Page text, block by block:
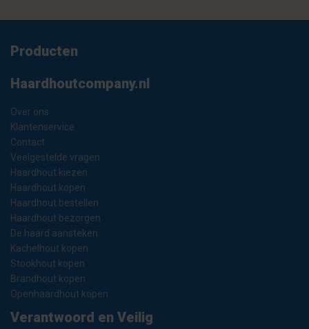
Producten
Haardhoutcompany.nl
Over ons
Klantenservice
Contact
Veelgestelde vragen
Haardhout kiezen
Haardhout kopen
Haardhout bestellen
Haardhout bezorgen
De haard aansteken
Kachelhout kopen
Stookhout kopen
Brandhout kopen
Openhaardhout kopen
Verantwoord en Veilig